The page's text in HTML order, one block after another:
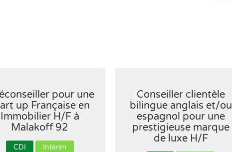
pour une
up Française en
Immobilier H/F à
Malakoff 92
CDI Intérim
Conseiller clientèle
bilingue anglais et/ou
espagnol pour une
prestigieuse marque
de luxe H/F